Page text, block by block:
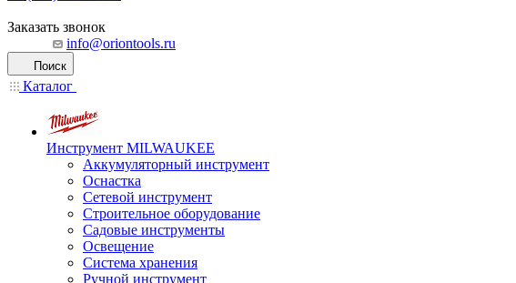
Заказать звонок
info@oriontools.ru
Поиск
Каталог
Инструмент MILWAUKEE
Аккумуляторный инструмент
Оснастка
Сетевой инструмент
Строительное оборудование
Садовые инструменты
Освещение
Система хранения
Ручной инструмент